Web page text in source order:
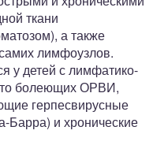
ткани
а также
лимфоузлов.
у детей с лимфатико-
болеющих ОРВИ,
герпесвирусные
и хронические